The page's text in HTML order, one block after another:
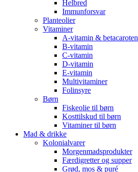
Helbred
Immunforsvar
Planteolier
Vitaminer
A-vitamin & betacaroten
B-vitamin
C-vitamin
D-vitamin
E-vitamin
Multivitaminer
Folinsyre
Børn
Fiskeolie til børn
Kosttilskud til børn
Vitaminer til børn
Mad & drikke
Kolonialvarer
Morgenmadsprodukter
Færdigretter og supper
Grød, mos & puré